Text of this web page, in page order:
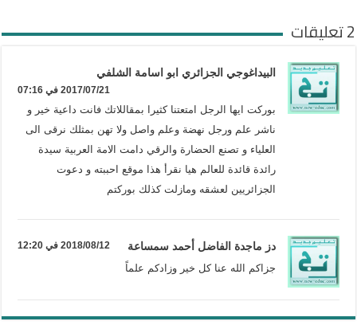
2 تعليقات
البيداغوجي الجزائري ابو اسامة الشلفي
2017/07/21 في 07:16
بوركت ايها الرجل امتعتنا كثيرا بمقاللاتك فانت داعية خير و
ناشر علم ورجل نهضة وعلم واصل ولا تهن بمثلك نرقى الى
العلياء و تصنع الحضارة والرقي دامت الامة العربية سيدة
رائدة قائدة للعالم هيا نقرأ هذا موقع احببته و دعوت
الجزائريين لعشقه ومازلت كذلك بوركتم
دز ماجدة الفاضل أحمد سمساعة 2018/08/12 في 12:20
جزاكم الله عنا كل خير وزادكم علماً